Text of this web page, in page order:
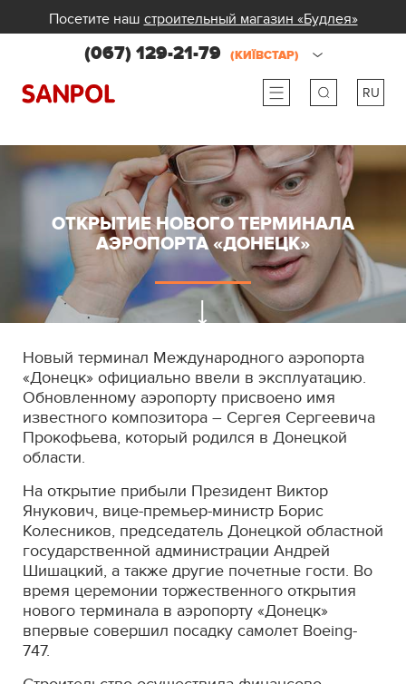
Посетите наш строительный магазин «Будлея»
(067) 129-21-79 (КИЇВСТАР)
RU
ua
ОТКРЫТИЕ НОВОГО ТЕРМИНАЛА
АЭРОПОРТА «ДОНЕЦК»
Новый терминал Международного аэропорта
«Донецк» официально ввели в эксплуатацию.
Обновленному аэропорту присвоено имя
известного композитора – Сергея Сергеевича
Прокофьева, который родился в Донецкой
области.
На открытие прибыли Президент Виктор
Янукович, вице-премьер-министр Борис
Колесников, председатель Донецкой областной
государственной администрации Андрей
Шишацкий, а также другие почетные гости. Во
время церемонии торжественного открытия
нового терминала в аэропорту «Донецк»
впервые совершил посадку самолет Boeing-
747.